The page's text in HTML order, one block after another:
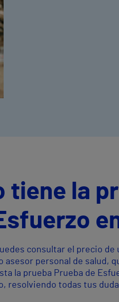
tiene la
consultar el precio de
asesor personal de salud,
la prueba Prueba de
resolviendo todas tus